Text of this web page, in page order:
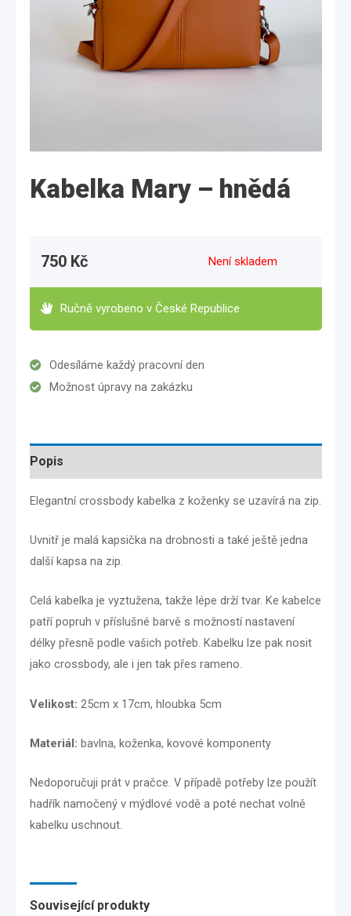
Kabelka Mary – hnědá
750 Kč Není skladem
Ručně vyrobeno v České Republice
Odesíláme každý pracovní den
Možnost úpravy na zakázku
Popis
Elegantní crossbody kabelka z koženky se uzavírá na zip.
Uvnitř je malá kapsička na drobnosti a také ještě jedna
další kapsa na zip.
Celá kabelka je vyztužena, takže lépe drží tvar. Ke kabelce
patří popruh v příslušné barvě s možností nastavení
délky přesně podle vašich potřeb. Kabelku lze pak nosit
jako crossbody, ale i jen tak přes rameno.
Velikost: 25cm x 17cm, hloubka 5cm
Materiál: bavlna, koženka, kovové komponenty
Nedoporučuji prát v pračce. V případě potřeby lze použít
hadřík namočený v mýdlové vodě a poté nechat volně
kabelku uschnout.
Související produkty